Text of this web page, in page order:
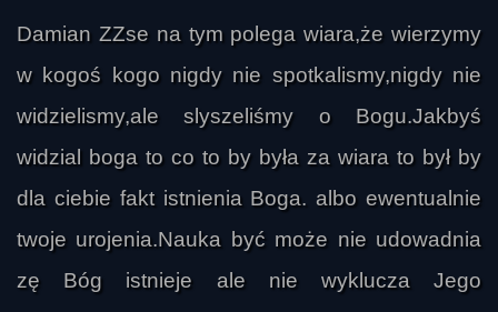
Damian ZZse na tym polega wiara,że wierzymy
w kogoś kogo nigdy nie spotkalismy,nigdy nie
widzielismy,ale slyszeliśmy o Bogu.Jakbyś
widzial boga to co to by była za wiara to był by
dla ciebie fakt istnienia Boga. albo ewentualnie
twoje urojenia.Nauka być może nie udowadnia
zę Bóg istnieje ale nie wyklucza Jego
Ziggy